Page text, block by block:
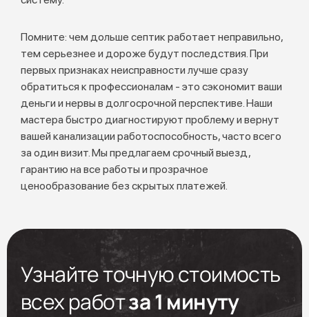
Помните: чем дольше септик работает неправильно,
тем серьезнее и дороже будут последствия. При
первых признаках неисправности лучше сразу
обратиться к профессионалам - это сэкономит ваши
деньги и нервы в долгосрочной перспективе. Наши
мастера быстро диагностируют проблему и вернут
вашей канализации работоспособность, часто всего
за один визит. Мы предлагаем срочный выезд,
гарантию на все работы и прозрачное
ценообразование без скрытых платежей.
Узнайте точную стоимость
всех работза 1 минуту